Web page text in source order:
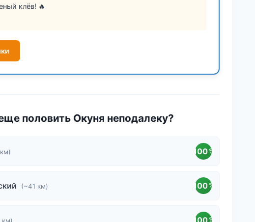
клёв! 🔥
половить Окуня неподалеку?
100 %
(~41 км) 100 %
км) 100 %